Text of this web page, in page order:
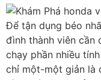
Để tận dụng béo
đình thành viên cần
chạy phần nhiều
chỉ một-một giản là